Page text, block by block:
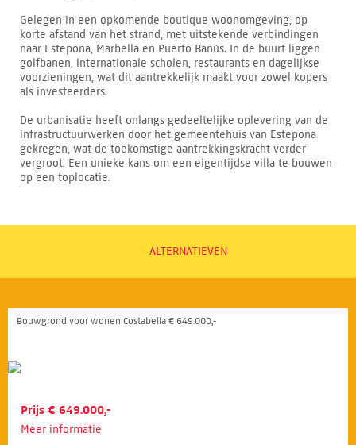
Gelegen in een opkomende boutique woonomgeving, op
korte afstand van het strand, met uitstekende verbindingen
naar Estepona, Marbella en Puerto Banús. In de buurt liggen
golfbanen, internationale scholen, restaurants en dagelijkse
voorzieningen, wat dit aantrekkelijk maakt voor zowel kopers
als investeerders.
De urbanisatie heeft onlangs gedeeltelijke oplevering van de
infrastructuurwerken door het gemeentehuis van Estepona
gekregen, wat de toekomstige aantrekkingskracht verder
vergroot. Een unieke kans om een eigentijdse villa te bouwen
op een toplocatie.
ALTERNATIEVEN
Bouwgrond voor wonen Costabella € 649.000,-
Prijs € 649.000,-
Meer informatie